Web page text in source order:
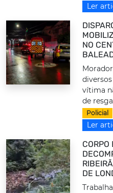
Ler
NO
vítima
de
Policial
Ler
CORPO
DE